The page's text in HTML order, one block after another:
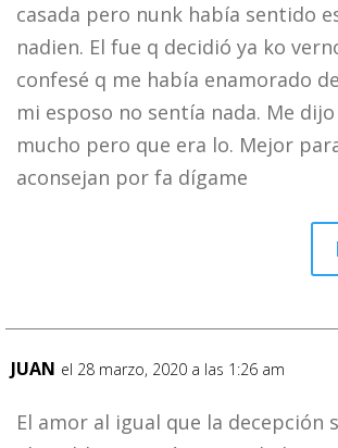
casada pero nunk había sentido
nadien. El fue q decidió ya ko
confesé q me había enamorado
mi esposo no sentía nada. Me
mucho pero que era lo. Mejor
aconsejan por fa dígame
JUAN el 28 marzo, 2020 a las 1:26 am
El amor al igual que la decepción